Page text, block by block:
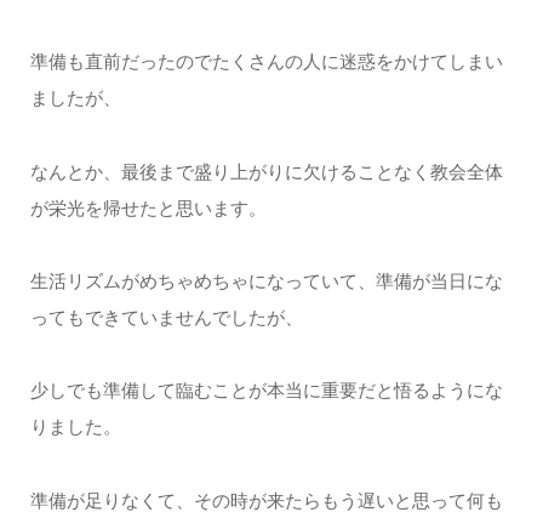
準備も直前だったのでたくさんの人に迷惑をかけてしまい
ましたが、
なんとか、最後まで盛り上がりに欠けることなく教会全体
が栄光を帰せたと思います。
生活リズムがめちゃめちゃになっていて、準備が当日にな
ってもできていませんでしたが、
少しでも準備して臨むことが本当に重要だと悟るようにな
りました。
準備が足りなくて、その時が来たらもう遅いと思って何も